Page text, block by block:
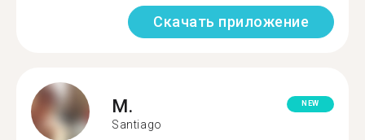
Скачать приложение
M.
Santiago
NEW